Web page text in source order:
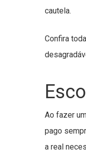
cautela.
Confira
Ao fazer
pago
a real